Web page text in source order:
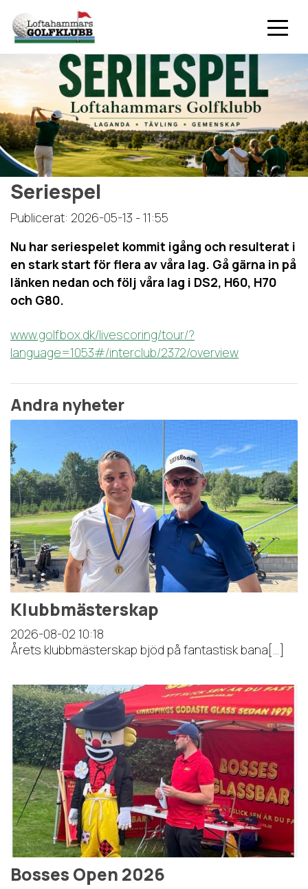
Seriespel
Publicerat: 2026-05-13 - 11:55
Nu har seriespelet kommit igång och resulterat i
en stark start för flera av våra lag. Gå gärna in på
länken nedan och följ våra lag i DS2, H60, H70
och G80.
www.golfbox.dk/livescoring/tour/?
language=1053#/interclub/2372/overview
Andra nyheter
Klubbmästerskap
2026-08-02 10:18
Årets klubbmästerskap bjöd på fantastisk bana[...]
Bosses Open 2026